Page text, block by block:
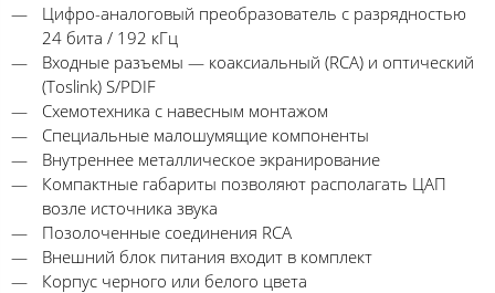
Цифро-аналоговый преобразователь с разрядностью
24 бита / 192 кГц
Входные разъемы — коаксиальный (RCA) и оптический
(Toslink) S/PDIF
Схемотехника с навесным монтажом
Специальные малошумящие компоненты
Внутреннее металлическое экранирование
Компактные габариты позволяют располагать ЦАП
возле источника звука
Позолоченные соединения RCA
Внешний блок питания входит в комплект
Корпус черного или белого цвета